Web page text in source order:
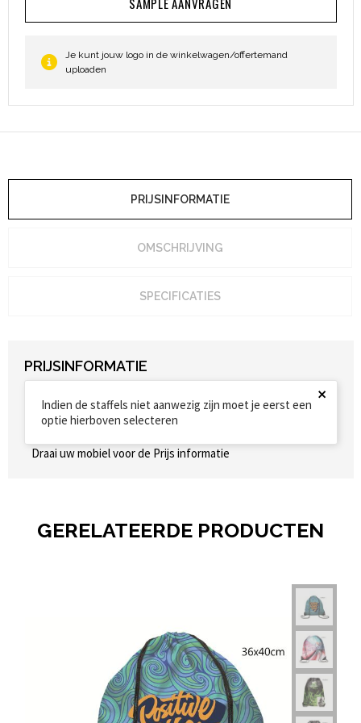
TrolleysJe kunt jouw logo in de winkelwagen/offertemand
uploaden
PRIJSINFORMATIE
OMSCHRIJVING
SPECIFICATIES
PRIJSINFORMATIE
Indien de staffels niet aanwezig zijn moet je eerst een
optie hierboven selecteren
×
Draai uw mobiel voor de Prijs informatie
GERELATEERDE PRODUCTEN